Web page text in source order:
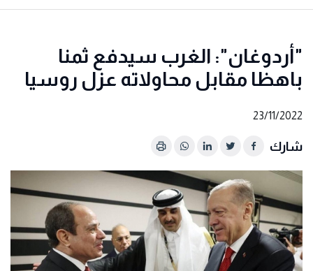
"أردوغان": الغرب سيدفع ثمنا
باهظا مقابل محاولاته عزل روسيا
23/11/2022
شارك